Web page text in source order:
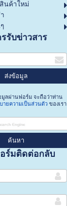
นค้าใหม่
รับข่าวสาร
มูลผ่านฟอร์ม จะถือว่าท่าน
ายความเป็นส่วนตัวของเรา
ร์มติดต่อกลับ